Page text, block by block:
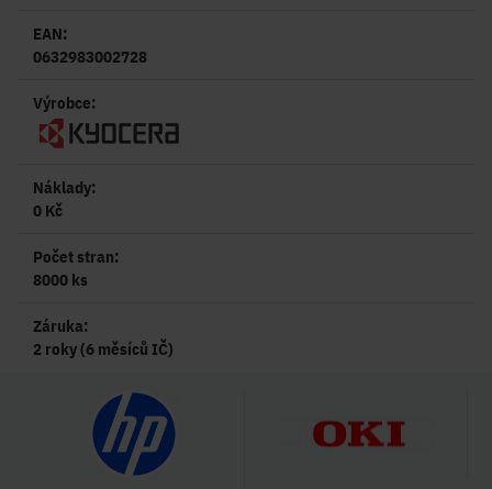
EAN:
0632983002728
Výrobce:
Náklady:
0 Kč
Počet stran:
8000 ks
Záruka:
2 roky (6 měsíců IČ)